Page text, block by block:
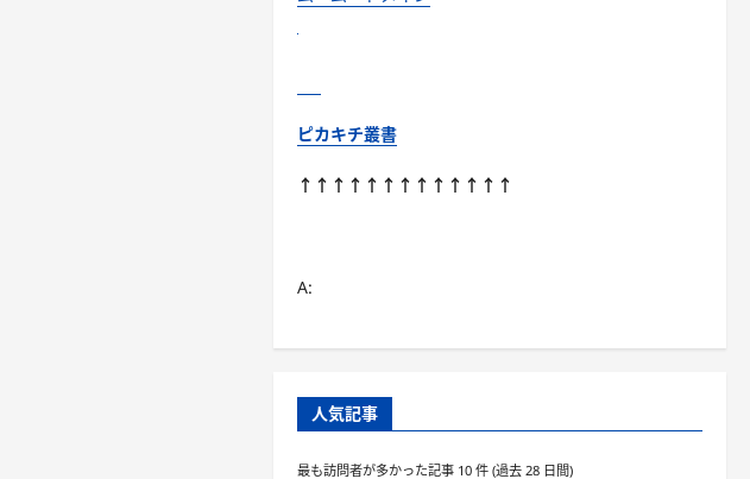
ピカキチ叢書
↑↑↑↑↑↑↑↑↑↑↑↑↑
A:
人気記事
最も訪問者が多かった記事 10 件 (過去 28 日間)